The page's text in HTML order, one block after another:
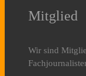
Mitglied
Wir sind